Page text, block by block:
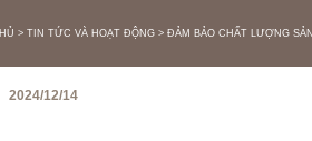
TIN TỨC VÀ HOẠT ĐỘNG ĐẢM BẢO CHẤT LƯỢNG
2024/12/14